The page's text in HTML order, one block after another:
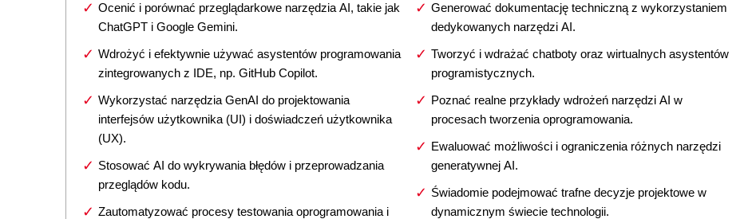
Ocenić i porównać przeglądarkowe narzędzia AI, takie jak
ChatGPT i Google Gemini.
Wdrożyć i efektywnie używać asystentów programowania
zintegrowanych z IDE, np. GitHub Copilot.
Wykorzystać narzędzia GenAI do projektowania
interfejsów użytkownika (UI) i doświadczeń użytkownika
(UX).
Stosować AI do wykrywania błędów i przeprowadzania
przeglądów kodu.
Zautomatyzować procesy testowania oprogramowania i
Generować dokumentację techniczną z wykorzystaniem
dedykowanych narzędzi AI.
Tworzyć i wdrażać chatboty oraz wirtualnych asystentów
programistycznych.
Poznać realne przykłady wdrożeń narzędzi AI w
procesach tworzenia oprogramowania.
Ewaluować możliwości i ograniczenia różnych narzędzi
generatywnej AI.
Świadomie podejmować trafne decyzje projektowe w
dynamicznym świecie technologii.